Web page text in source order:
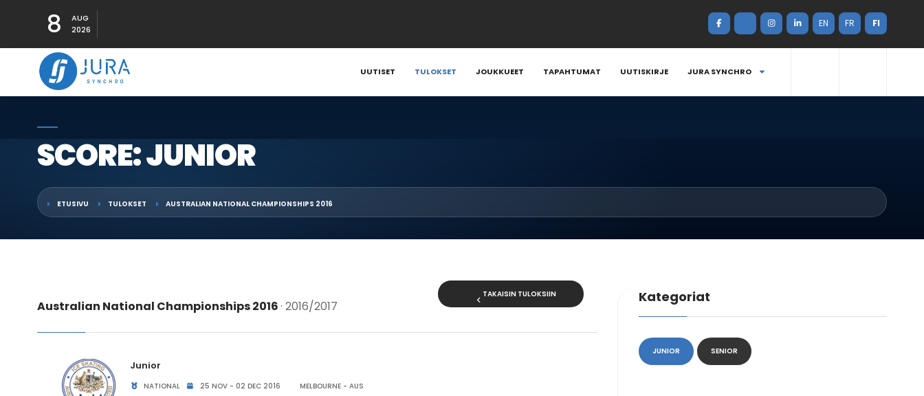
8
AUG
2026
EN FR FI
UUTISET TULOKSET JOUKKUEET TAPAHTUMAT UUTISKIRJE JURA SYNCHRO
SCORE: JUNIOR
ETUSIVU TULOKSET AUSTRALIAN NATIONAL CHAMPIONSHIPS 2016
Australian National Championships 2016· 2016/2017
TAKAISIN TULOKSIIN
Junior
NATIONAL 25 NOV - 02 DEC 2016 MELBOURNE - AUS
Kategoriat
JUNIOR SENIOR